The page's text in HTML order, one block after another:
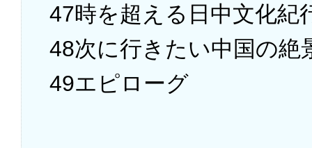
47時を超える日中文化紀
48次に行きたい中国の絶
49エピローグ